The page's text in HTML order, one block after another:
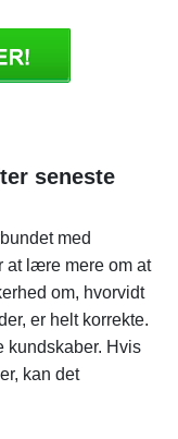
seneste
med
at lære mere om at
om, hvorvidt
er helt korrekte.
kundskaber. Hvis
kan det